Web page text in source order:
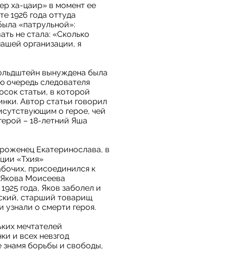
ха-цаир» в момент ее
1926 года оттуда
«патрульной»:
не стала: «Сколько
организации, я
вынуждена была
очередь следователя
статьи, в которой
Автор статьи говорил
о герое, чей
– 18-летний Яша
Екатеринослава, в
«Тхия»
присоединился к
Якова Моисеева
года, Яков заболел и
старший товарищ
о смерти героя.
мечтателей
и всех невзгод
знамя борьбы и свободы,